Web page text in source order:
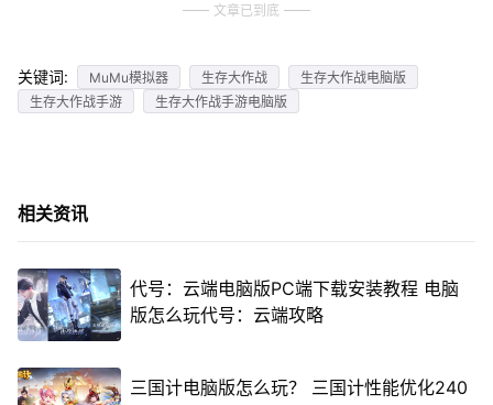
文章已到底
关键词: MuMu模拟器 生存大作战
生存大作战电脑版
生存大作战手游
生存大作战手游电脑版
相关资讯
代号：云端电脑版PC端下载安装教程 电脑
版怎么玩代号：云端攻略
三国计电脑版怎么玩？ 三国计性能优化240